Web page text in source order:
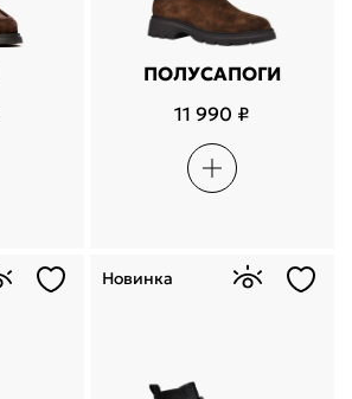
ПОЛУСАПОГИ
11 990 ₽
Новинка